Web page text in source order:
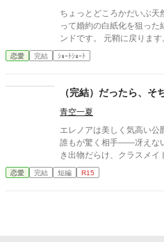
ちょっとどころかだいぶ天
って婚約の白紙化を狙った結果のお話。 御
ンドです。 元鞘に戻ります。 ざまぁはうるさい外野に添えるだ
け。 小説家になろう様で
恋愛 完結 ｼｮｰﾄｼｮｰﾄ
（完結）だったら、そ
青空一夏
エレノアは美しく気高い公
誰もが驚く相手――冴えな
き出物だらけ、クラスメ
エレノアはそんなデラノに
レノアの尽力により、デラ
恋愛 完結 短編 R15